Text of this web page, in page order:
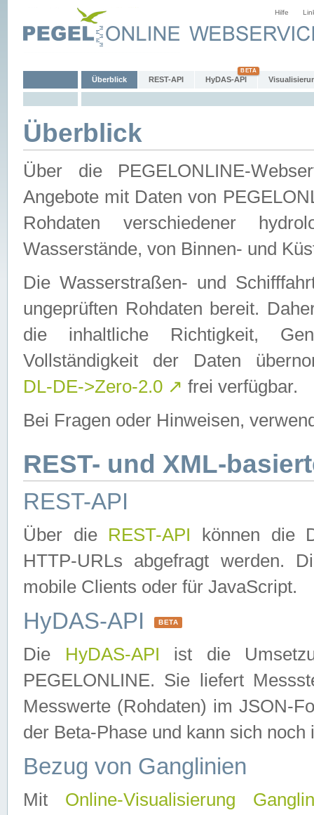
Hilfe
Überblick REST-API HyDAS-API
Überblick
Über die PEGELONLINE-
Angebote mit Daten von
Rohdaten verschiedener
Wasserstände, von Binnen- und
Die Wasserstraßen- und
ungeprüften Rohdaten bereit.
die inhaltliche Richtigkeit,
Vollständigkeit der Daten
DL-DE->Zero-2.0 ↗ frei verfügbar.
Bei Fragen oder Hinweisen,
REST- und XML-
REST-API
Über die REST-API können die
HTTP-URLs abgefragt werden.
mobile Clients oder für JavaScript.
HyDAS-API BETA
Die HyDAS-API ist die
PEGELONLINE. Sie liefert
Messwerte (Rohdaten) im JSON-
der Beta-Phase und kann sich noch
Bezug von Ganglinien
Mit Online-Visualisierung